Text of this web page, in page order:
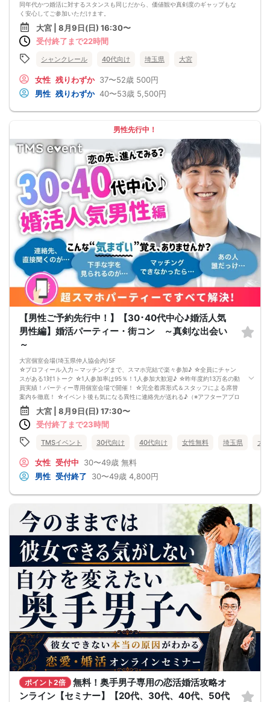
同年代かつ婚活に対するスタンスも同じだから、価値観や真剣度のギャップもな
く安心してご参加いただけます。
また、「この人とならお付き合いしたい」という真剣な思いでカップリングされ
るので、交際発展・ゴールインまでもとってもスピーディー。
どうぞこの機会に運命のパートナーを見つけてください。
大宮 | 8月9日(日) 16:30〜
受付終了まで22時間
シャンクレール 40代向け 埼玉県 大宮
女性 残りわずか 37〜52歳 500円
男性 残りわずか 40〜53歳 5,500円
男性先行中！
【男性ご予約先行中！】【30･40代中心♪婚活人気
男性編】婚活パーティー・街コン ～真剣な出会い
～
大宮個室会場(埼玉県仲人協会内)5F
☆プロフィール入力～マッチングまで、スマホ完結で楽々参加♪ ☆全員にチャン
スがある1対1トーク ☆1人参加率は95％！1人参加大歓迎♪ ☆昨年度約13万名の動
員実績！パーティー専用個室会場で開催！ ☆完全着席形式＆スタッフによる席替
案内を徹底！ ☆イベント後も気になる異性に連絡先が送れる♪（※アフターアプロ
ーチ機能） スタッフの進行で全員の方とお話できるので、フリータイムで放置さ
れて人気の方と一度もお話できずに気が付いたらイベント終了・・・ということ
は一切ありません！ 【持ち物について】 ・ご本人様確認書類（無い場合はキャン
ホ （こちらのパーティーはスマホを使用したパーティーになります。システムの
お釣銭がでないようご用意いただけますと幸いです。 【ご参加前にご確認くださ
い】 ・Wi-Fiの用意はありませんので、ネット環境が万全でない場合にはご参加い
ただけません。 ・充電器の貸し出しは行っておりません。 【ご来場に際して】
時間に間に合うよう、必ず余裕をもったご来場をお願いいたします。 ※集客状況
に応じてサムネイル等が変更になる場合がございます。 参加年齢と参加条件は変
更されませんのでご安心ください。
大宮 | 8月9日(日) 17:30〜
受付終了まで23時間
TMSイベント 30代向け 40代向け 女性無料 埼玉県 大宮
女性 受付中 30〜49歳 無料
男性 受付終了 30〜49歳 4,800円
ポイント2倍
無料！奥手男子専用の恋活婚活攻略オ
ンライン【セミナー】【20代、30代、40代、50代